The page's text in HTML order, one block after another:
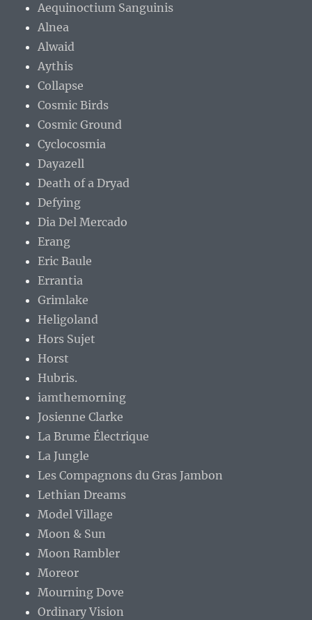
Aequinoctium Sanguinis
Alnea
Alwaid
Aythis
Collapse
Cosmic Birds
Cosmic Ground
Cyclocosmia
Dayazell
Death of a Dryad
Defying
Dia Del Mercado
Erang
Eric Baule
Errantia
Grimlake
Heligoland
Hors Sujet
Horst
Hubris.
iamthemorning
Josienne Clarke
La Brume Électrique
La Jungle
Les Compagnons du Gras Jambon
Lethian Dreams
Model Village
Moon & Sun
Moon Rambler
Moreor
Mourning Dove
Ordinary Vision